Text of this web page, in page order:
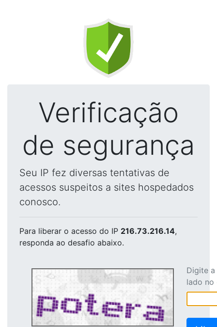
Verificação
de segurança
Seu IP fez diversas tentativas de
acessos suspeitos a sites hospedados
conosco.
Para liberar o acesso do IP 216.73.216.14,
responda ao desafio abaixo.
Digite
lado no